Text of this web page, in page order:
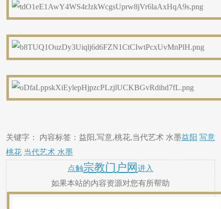
关键字： 内容标签：益阳,写意,桃花,当代艺术 水墨益阳 写意
桃花 当代艺术 水墨
点触宗教门户网 进入
如果本站的内容资源对您有所帮助